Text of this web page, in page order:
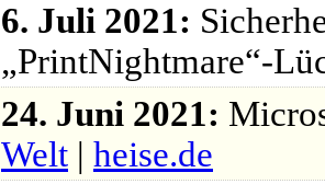
6. Juli 2021:
„PrintNightmare“-
24. Juni 2021:
Welt | heise.de